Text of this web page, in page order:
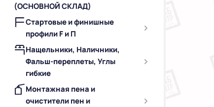
(ОСНОВНОЙ СКЛАД)
Стартовые и финишные
профили F и П
Нащельники, Наличники,
Фальш-переплеты, Углы
гибкие
Монтажная пена и
очистители пен и